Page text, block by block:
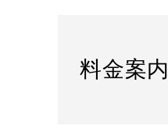
料金案内